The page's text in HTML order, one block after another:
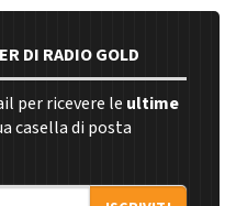
DI RADIO GOLD
per ricevere le ultime
casella di posta